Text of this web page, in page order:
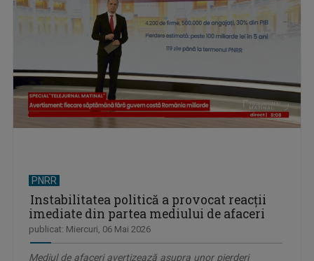
PNRR
Instabilitatea politică a provocat reacții
imediate din partea mediului de afaceri
publicat: Miercuri, 06 Mai 2026
Mediul de afaceri avertizează asupra unor pierderi